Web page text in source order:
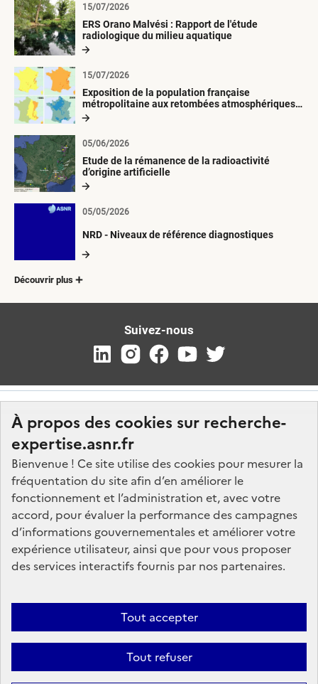
À propos des cookies sur recherche-
expertise.asnr.fr
Bienvenue ! Ce site utilise des cookies pour mesurer la
fréquentation du site afin d’en améliorer le
fonctionnement et l’administration et, avec votre
accord, pour évaluer la performance des campagnes
d’informations gouvernementales et améliorer votre
expérience utilisateur, ainsi que pour vous proposer
des services interactifs fournis par nos partenaires.
Tout accepter
Tout refuser
ERS Orano Malvési : Rapport de l'étude
radiologique du milieu aquatique
15/07/2026
Exposition de la population française
métropolitaine aux retombées atmosphériques
radioactives depuis 1945
15/07/2026
Etude de la rémanence de la radioactivité
d’origine artificielle
05/06/2026
NRD - Niveaux de référence diagnostiques
05/05/2026
Découvrir plus
Suivez-nous
Nos marchés
Nos offres d'emploi
FAQ
Glossaire
Plan du site